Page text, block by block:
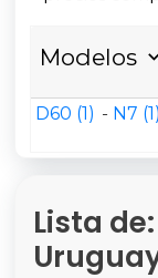
Modelos
D60 (1) N7 (1)
Lista